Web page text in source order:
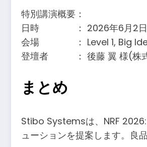
特別講演概要：
日時 ： 2026年6月2日 11
会場 ： Level 1, Big Idea
登壇者 ： 後藤 翼 様(株式
まとめ
Stibo Systemsは、NRF
ューションを提案します。良